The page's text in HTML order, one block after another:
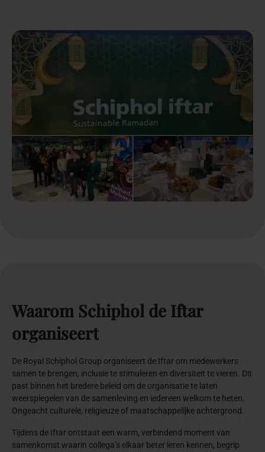
Waarom Schiphol de Iftar
organiseert
De Royal Schiphol Group organiseert de Iftar om medewerkers
samen te brengen, inclusie te stimuleren en diversiteit te vieren. Dit
past binnen het bredere beleid om de organisatie te laten
weerspiegelen van de samenleving en iedereen welkom te heten.
Ongeacht culturele, religieuze of maatschappelijke achtergrond.
Tijdens de Iftar ontstaat een warm, verbindend moment van
samenkomst waarin collega’s elkaar beter leren kennen, begrip